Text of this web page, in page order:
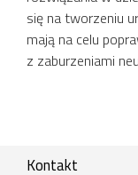
się na tworzeniu
mają na celu
z zaburzeniami
Kontakt